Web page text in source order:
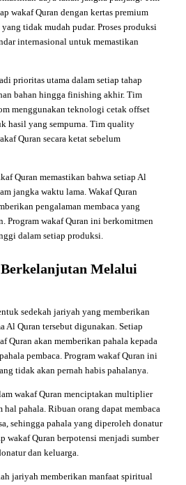
wakaf Quran dengan kertas premium
tidak mudah pudar. Proses produksi
internasional untuk memastikan
prioritas utama dalam setiap tahap
bahan hingga finishing akhir. Tim
menggunakan teknologi cetak offset
hasil yang sempurna. Tim quality
Quran secara ketat sebelum
Quran memastikan bahwa setiap Al
jangka waktu lama. Wakaf Quran
pengalaman membaca yang
Program wakaf Quran ini berkomitmen
dalam setiap produksi.
Melalui
sedekah jariyah yang memberikan
Al Quran tersebut digunakan. Setiap
Quran akan memberikan pahala kepada
pembaca. Program wakaf Quran ini
tidak akan pernah habis pahalanya.
wakaf Quran menciptakan multiplier
hal pahala. Ribuan orang dapat membaca
sehingga pahala yang diperoleh donatur
wakaf Quran berpotensi menjadi sumber
dan keluarga.
jariyah memberikan manfaat spiritual